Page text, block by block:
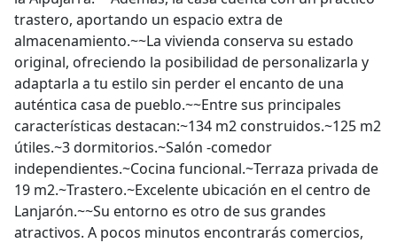
trastero, aportando un espacio extra de
almacenamiento.~~La vivienda conserva su estado
original, ofreciendo la posibilidad de personalizarla y
adaptarla a tu estilo sin perder el encanto de una
auténtica casa de pueblo.~~Entre sus principales
características destacan:~134 m2 construidos.~125 m2
útiles.~3 dormitorios.~Salón -comedor
independientes.~Cocina funcional.~Terraza privada de
19 m2.~Trastero.~Excelente ubicación en el centro de
Lanjarón.~~Su entorno es otro de sus grandes
atractivos. A pocos minutos encontrarás comercios,